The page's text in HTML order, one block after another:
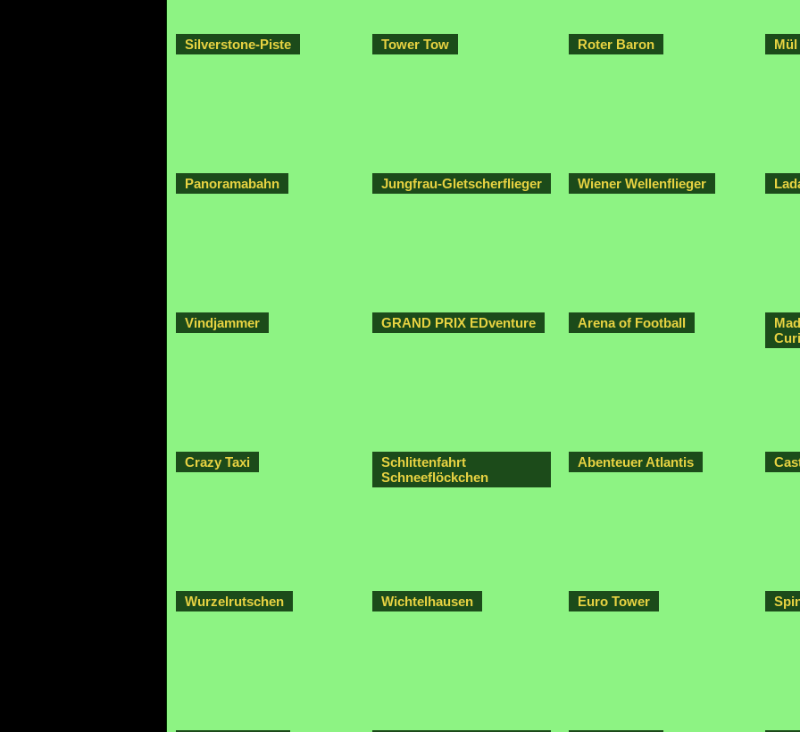
Silverstone-Piste Tower Tow Roter Baron
Panoramabahn Jungfrau-Gletscherflieger Wiener Wellenflieger
Vindjammer GRAND PRIX EDventure Arena of Football
Crazy Taxi
Schlittenfahrt
Schneeflöckchen
Abenteuer Atlantis
Wurzelrutschen Wichtelhausen Euro Tower